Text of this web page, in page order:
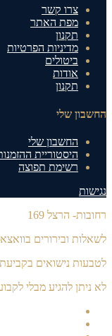
צרו קשר
מפת האתר
תקנון
מדיניות הפרטיות
ביטולים
אודות
תקנון
החשבון שלי
החשבון שלי
היסטוריית
רשימת תפוצה
נגישות
רחובות- הרצל 169
לשאלות ובירורים בוואצאפ-
לטבעות נישואים
לא ניתן להגיע מבלי